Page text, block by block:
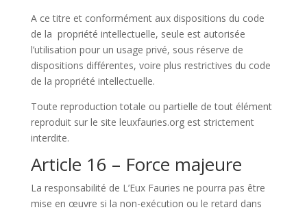
A ce titre et conformément aux dispositions du code
de la propriété intellectuelle, seule est autorisée
l’utilisation pour un usage privé, sous réserve de
dispositions différentes, voire plus restrictives du code
de la propriété intellectuelle.
Toute reproduction totale ou partielle de tout élément
reproduit sur le site leuxfauries.org est strictement
interdite.
Article 16 – Force majeure
La responsabilité de L’Eux Fauries ne pourra pas être
mise en œuvre si la non-exécution ou le retard dans